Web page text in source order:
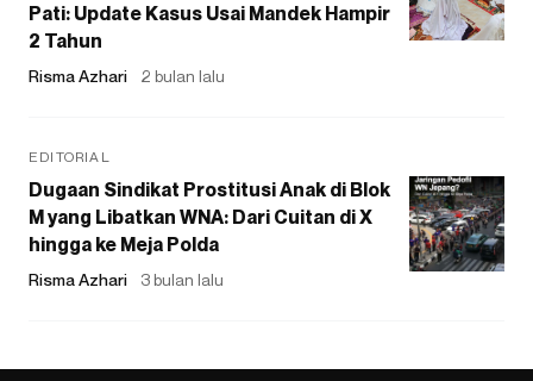
Pati: Update Kasus Usai Mandek Hampir
2 Tahun
Risma Azhari 2 bulan lalu
EDITORIAL
Dugaan Sindikat Prostitusi Anak di Blok
M yang Libatkan WNA: Dari Cuitan di X
hingga ke Meja Polda
Risma Azhari 3 bulan lalu